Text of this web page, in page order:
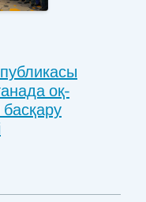
оқ-
басқару